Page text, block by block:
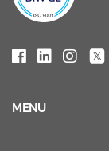
MENU